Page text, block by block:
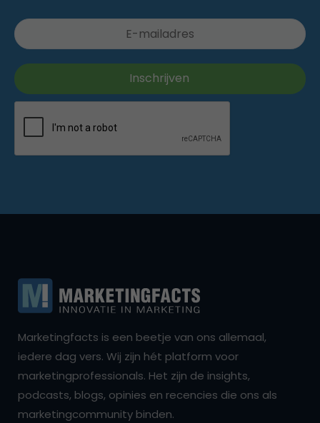
Marketingfacts is een beetje van ons allemaal,
iedere dag vers. Wij zijn hét platform voor
marketingprofessionals. Het zijn de insights,
podcasts, blogs, opinies en recencies die ons als
marketingcommunity binden.